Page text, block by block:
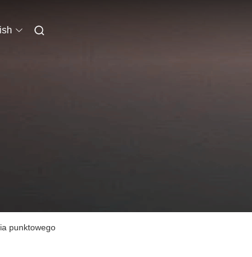
punktowego